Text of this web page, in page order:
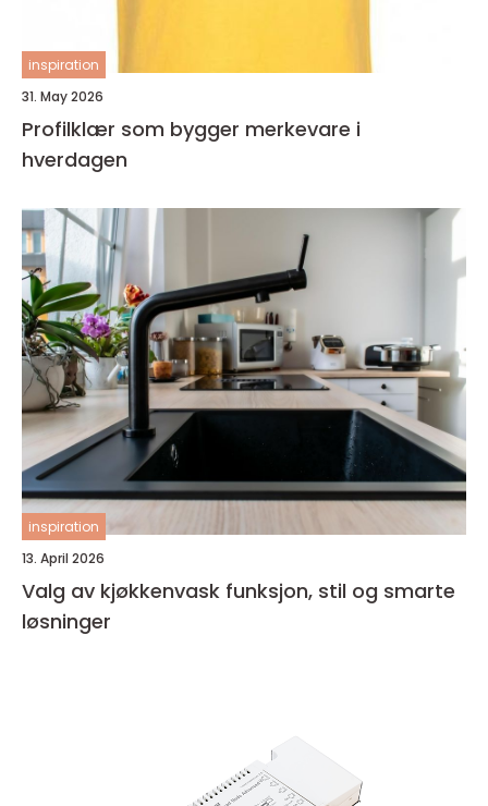
inspiration
31. May 2026
Profilklær som bygger merkevare i
hverdagen
inspiration
13. April 2026
Valg av kjøkkenvask funksjon, stil og smarte
løsninger